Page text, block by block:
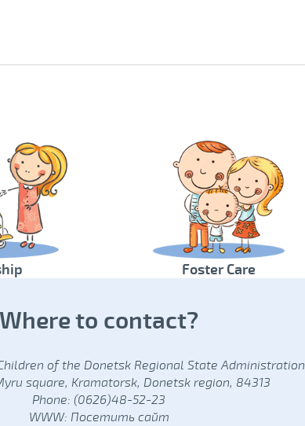
Foster Care
Where to contact?
of the Donetsk Regional State Administration
square, Kramatorsk, Donetsk region, 84313
Phone: (0626)48-52-23
WWW: Посетить сайт